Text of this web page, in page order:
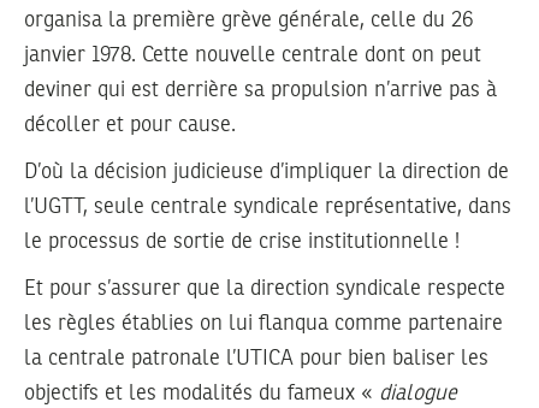
organisa la première grève générale, celle du 26
janvier 1978. Cette nouvelle centrale dont on peut
deviner qui est derrière sa propulsion n’arrive pas à
décoller et pour cause.
D’où la décision judicieuse d’impliquer la direction de
l’UGTT, seule centrale syndicale représentative, dans
le processus de sortie de crise institutionnelle !
Et pour s’assurer que la direction syndicale respecte
les règles établies on lui flanqua comme partenaire
la centrale patronale l’UTICA pour bien baliser les
objectifs et les modalités du fameux « dialogue